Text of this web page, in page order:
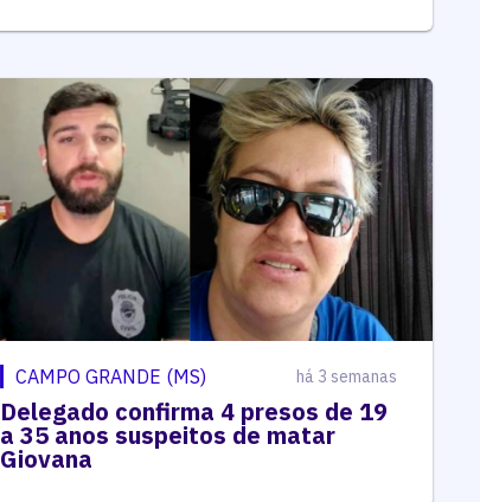
CAMPO GRANDE (MS) há 3 semanas
Delegado confirma 4 presos de 19
a 35 anos suspeitos de matar
Giovana